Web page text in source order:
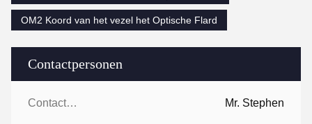
Contactpersonen
Contactpersonen: Mr. Stephen
OM2 Koord van het vezel het Optische Flard